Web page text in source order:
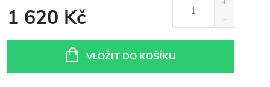
1 620 Kč
VLOŽIT DO KOŠÍKU